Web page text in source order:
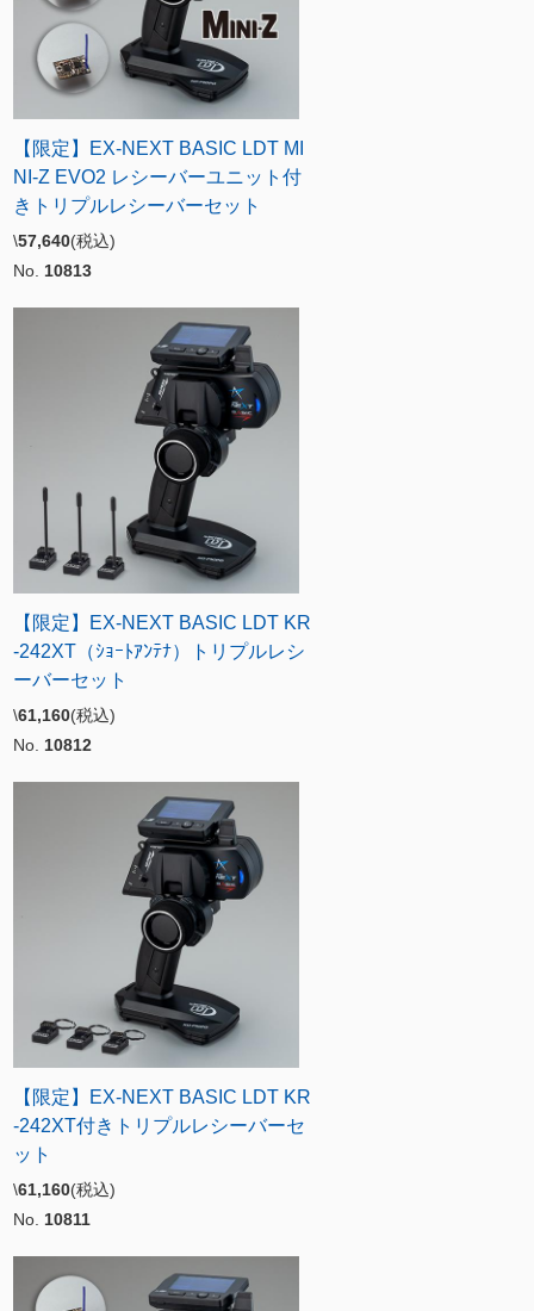
【限定】EX-NEXT BASIC LDT MI
NI-Z EVO2 レシーバーユニット付
きトリプルレシーバーセット
\57,640(税込)
No. 10813
【限定】EX-NEXT BASIC LDT KR
-242XT（ｼｮｰﾄｱﾝﾃﾅ）トリプルレシ
ーバーセット
\61,160(税込)
No. 10812
【限定】EX-NEXT BASIC LDT KR
-242XT付きトリプルレシーバーセ
ット
\61,160(税込)
No. 10811